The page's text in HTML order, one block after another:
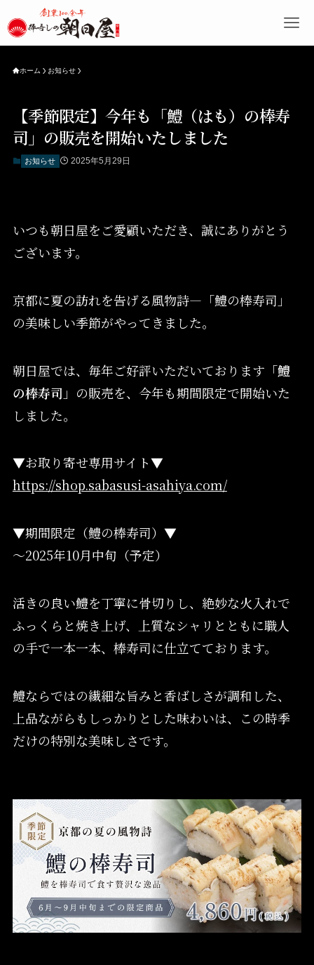
ホーム お知らせ
【季節限定】今年も「鱧（はも）の棒寿
司」の販売を開始いたしました
お知らせ 2025年5月29日
いつも朝日屋をご愛顧いただき、誠にありがとう
ございます。
京都に夏の訪れを告げる風物詩―「鱧の棒寿司」
の美味しい季節がやってきました。
朝日屋では、毎年ご好評いただいております「鱧
の棒寿司 」の販売を、今年も期間限定で開始いた
しました。
▼お取り寄せ専用サイト▼
https://shop.sabasusi-asahiya.com/
▼期間限定（鱧の棒寿司）▼
〜2025年10月中旬（予定）
活きの良い鱧を丁寧に骨切りし、絶妙な火入れで
ふっくらと焼き上げ、上質なシャリとともに職人
の手で一本一本、棒寿司に仕立てております。
鱧ならではの繊細な旨みと香ばしさが調和した、
上品ながらもしっかりとした味わいは、この時季
だけの特別な美味しさです。